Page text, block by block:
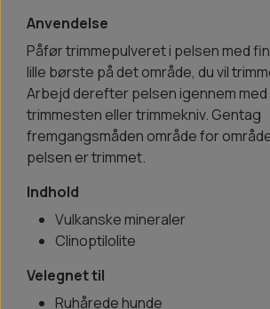
Anvendelse
Påfør trimmepulveret i pelsen med
lille børste på det område, du vil
Arbejd derefter pelsen igennem med
trimmesten eller trimmekniv. Gentag
fremgangsmåden område for
pelsen er trimmet.
Indhold
Vulkanske mineraler
Clinoptilolite
Velegnet til
Ruhårede hunde